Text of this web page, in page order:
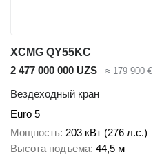
XCMG QY55KС
2 477 000 000 UZS
≈ 179 900 €
Вездеходный кран
Euro 5
Мощность 203 кВт (276 л.с.)
Высота подъема 44,5 м